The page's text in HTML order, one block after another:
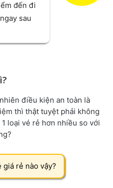
đến đi
sau
điều kiện an toàn là
thì thật tuyệt phải không
loại vé rẻ hơn nhiều so với
rẻ nào vậy?